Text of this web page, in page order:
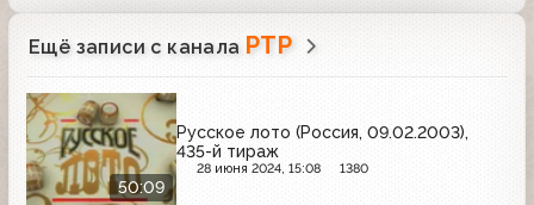
Ещё записи с канала РТР
50:09
Русское лото (Россия, 09.02.2003),
435-й тираж
28 июня 2024, 15:08 1380